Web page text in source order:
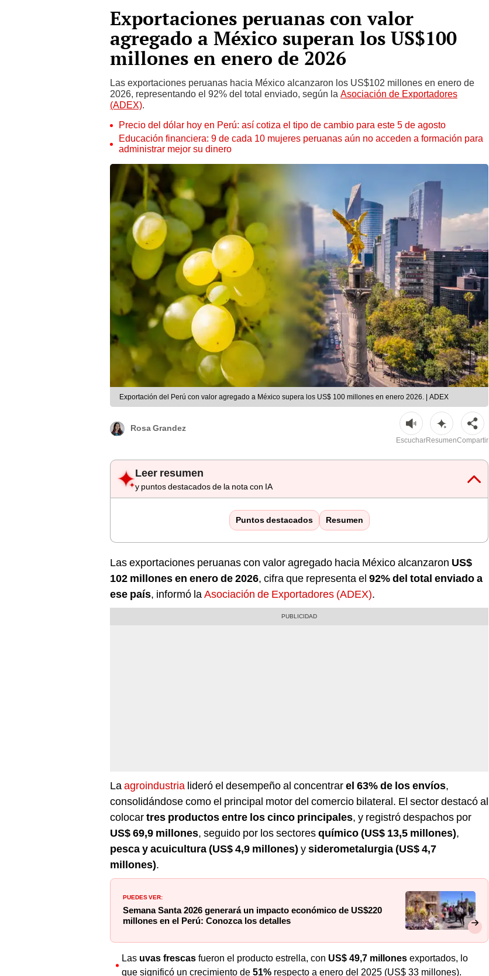
Exportaciones peruanas con valor
agregado a México superan los US$100
millones en enero de 2026
Las exportaciones peruanas hacia México alcanzaron los US$102 millones en enero de
2026, representando el 92% del total enviado, según la Asociación de Exportadores
(ADEX).
Precio del dólar hoy en Perú: así cotiza el tipo de cambio para este 5 de agosto
Educación financiera: 9 de cada 10 mujeres peruanas aún no acceden a formación para
administrar mejor su dinero
Exportación del Perú con valor agregado a México supera los US$ 100 millones en enero 2026. | ADEX
Rosa Grandez
EscucharResumenCompartir
Leer resumen
y puntos destacados de la nota con IA
Puntos destacados Resumen
Las exportaciones peruanas con valor agregado hacia México alcanzaron US$
102 millones en enero de 2026, cifra que representa el 92% del total enviado a
ese país, informó laAsociación de Exportadores (ADEX).
Laagroindustria lideró el desempeño al concentrarel 63% de los envíos,
consolidándose como el principal motor del comercio bilateral. El sector destacó al
colocartres productos entre los cinco principales, y registró despachos por
US$ 69,9 millones, seguido por los sectoresquímico (US$ 13,5 millones),
pesca y acuicultura (US$ 4,9 millones) ysiderometalurgia (US$ 4,7
millones).
PUEDES VER:
Semana Santa 2026 generará un impacto económico de US$220
millones en el Perú: Conozca los detalles
Las uvas frescas fueron el producto estrella, con US$ 49,7 millones exportados, lo
que significó un crecimiento de 51% respecto a enero del 2025 (US$ 33 millones).